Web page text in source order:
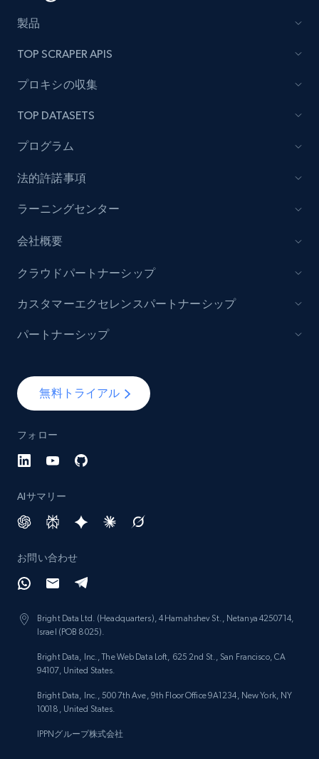
製品
TOP SCRAPER APIS
プロキシの収集
TOP DATASETS
プログラム
法的許諾事項
ラーニングセンター
会社概要
無料トライアル
フォロー
AIサマリー
お問い合わせ
Bright Data Ltd. (Headquarters), 4 Hamahshev St., Netanya 4250714,
Israel (POB 8025).
Bright Data, Inc., The Web Data Loft, 625 2nd St., San Francisco, CA
94107, United States.
Bright Data, Inc., 500 7th Ave, 9th Floor Office 9A1234, New York, NY
10018, United States.
IPPNグループ株式会社
クラウドパートナーシップ
カスタマーエクセレンスパートナーシップ
パートナーシップ